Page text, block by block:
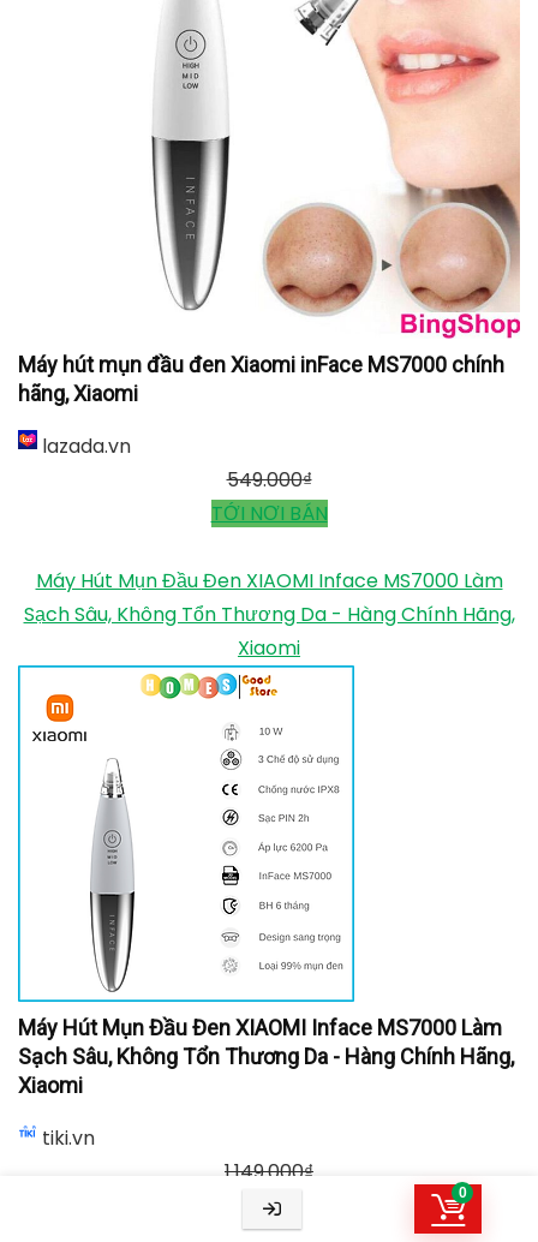
0
Máy hút mụn đầu đen Xiaomi inFace MS7000 chính
hãng, Xiaomi
lazada.vn
549.000₫
TỚI NƠI BÁN
Máy Hút Mụn Đầu Đen XIAOMI Inface MS7000 Làm
Sạch Sâu, Không Tổn Thương Da - Hàng Chính Hãng,
Xiaomi
Máy Hút Mụn Đầu Đen XIAOMI Inface MS7000 Làm
Sạch Sâu, Không Tổn Thương Da - Hàng Chính Hãng,
Xiaomi
tiki.vn
1.149.000₫
599.000